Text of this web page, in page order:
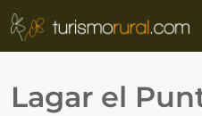
Pasar al contenido
Lagar el